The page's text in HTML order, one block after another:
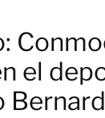
el